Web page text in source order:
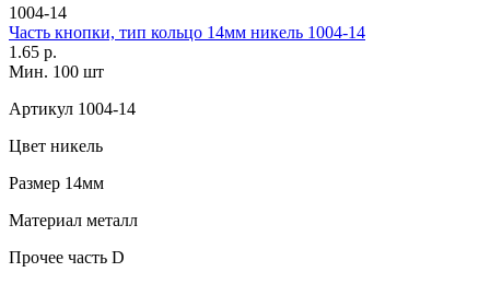
1004-14
Часть кнопки, тип кольцо 14мм никель 1004-14
1.65 р.
Мин. 100 шт
Артикул 1004-14
Цвет никель
Размер 14мм
Материал металл
Прочее часть D